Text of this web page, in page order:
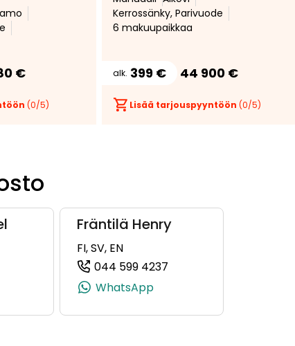
€
(0/5)
Kerrossänky, Parivuode
6 makuupaikkaa
alk. 399 € 44 900 €
Lisää tarjouspyyntöön (0/5)
(+358409226346, 0409226346, +358 40 922 6346)
Fräntilä Henry
FI, SV, EN
044 599 4237
WhatsApp